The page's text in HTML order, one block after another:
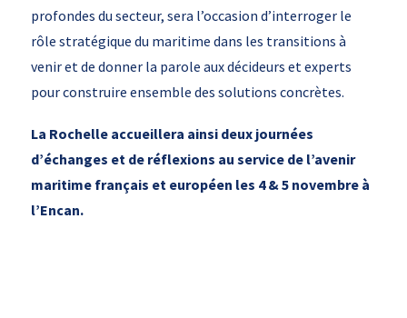
profondes du secteur, sera l’occasion d’interroger le
rôle stratégique du maritime dans les transitions à
venir et de donner la parole aux décideurs et experts
pour construire ensemble des solutions concrètes.
La Rochelle accueillera ainsi deux journées
d’échanges et de réflexions au service de l’avenir
maritime français et européen les 4 & 5 novembre à
l’Encan.